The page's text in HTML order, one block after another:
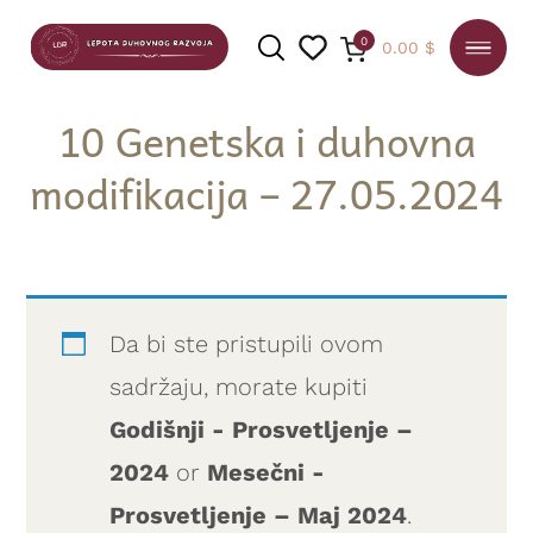
PRETRAGA
0 0.00 $
10 Genetska i duhovna
modifikacija – 27.05.2024
Da bi ste pristupili ovom
sadržaju, morate kupiti
Godišnji - Prosvetljenje –
2024 or Mesečni -
Prosvetljenje – Maj 2024.